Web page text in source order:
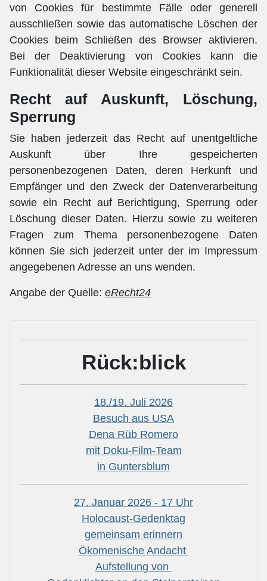
von Cookies für bestimmte Fälle oder generell
ausschließen sowie das automatische Löschen der
Cookies beim Schließen des Browser aktivieren.
Bei der Deaktivierung von Cookies kann die
Funktionalität dieser Website eingeschränkt sein.
Recht auf Auskunft, Löschung,
Sperrung
Sie haben jederzeit das Recht auf unentgeltliche
Auskunft über Ihre gespeicherten
personenbezogenen Daten, deren Herkunft und
Empfänger und den Zweck der Datenverarbeitung
sowie ein Recht auf Berichtigung, Sperrung oder
Löschung dieser Daten. Hierzu sowie zu weiteren
Fragen zum Thema personenbezogene Daten
können Sie sich jederzeit unter der im Impressum
angegebenen Adresse an uns wenden.
Angabe der Quelle: eRecht24
Rück:blick
18./19. Juli 2026
Besuch aus USA
Dena Rüb Romero
mit Doku-Film-Team
in Guntersblum
27. Januar 2026 - 17 Uhr
Holocaust-Gedenktag
gemeinsam erinnern
Ökomenische Andacht
Aufstellung von